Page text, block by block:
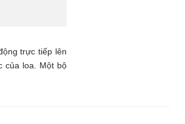
trực tiếp lên
của loa. Một bộ